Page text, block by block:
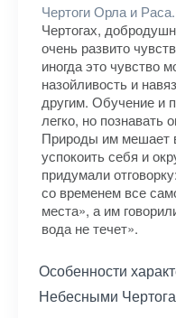
Чертоги Орла и Раса.
Чертогах,
очень развито
иногда это чувство
назойливость и
другим. Обучение и
легко, но
Природы им мешает
успокоить себя и
придумали
со временем все
места», а им
вода не течет».
Особенности
Небесными